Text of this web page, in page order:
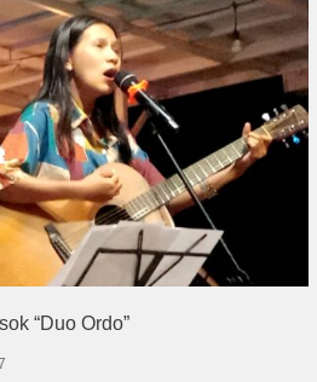
“Duo Ordo”